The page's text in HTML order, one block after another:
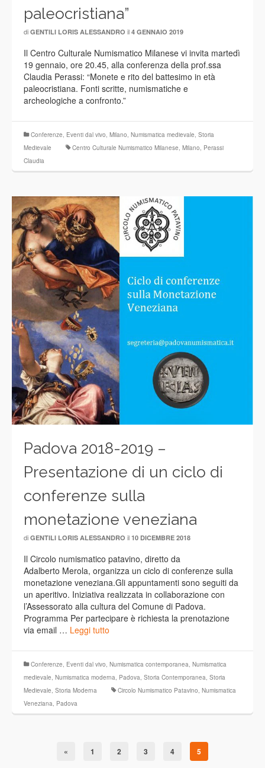
paleocristiana”
di GENTILI LORIS ALESSANDRO il 4 GENNAIO 2019
Il Centro Culturale Numismatico Milanese vi invita martedì
19 gennaio, ore 20.45, alla conferenza della prof.ssa
Claudia Perassi: “Monete e rito del battesimo in età
paleocristiana. Fonti scritte, numismatiche e
archeologiche a confronto.”
Conferenze Eventi dal vivo Milano Numismatica medievale Storia
Medievale
Centro Culturale Numismatico Milanese Milano Perassi
Claudia
Padova 2018-2019 –
Presentazione di un ciclo di
conferenze sulla
monetazione veneziana
di GENTILI LORIS ALESSANDRO il 10 DICEMBRE 2018
Il Circolo numismatico patavino, diretto da
Adalberto Merola, organizza un ciclo di conferenze sulla
monetazione veneziana.Gli appuntamenti sono seguiti da
un aperitivo. Iniziativa realizzata in collaborazione con
l’Assessorato alla cultura del Comune di Padova.
Programma Per partecipare è richiesta la prenotazione
via email … Leggi tutto
Conferenze, Eventi dal vivo, Numismatica contemporanea, Numismatica
medievale, Numismatica moderna, Padova, Storia Contemporanea, Storia
Medievale, Storia Moderna Circolo Numismatico Patavino, Numismatica
Veneziana, Padova
« 1 2 3 4 5